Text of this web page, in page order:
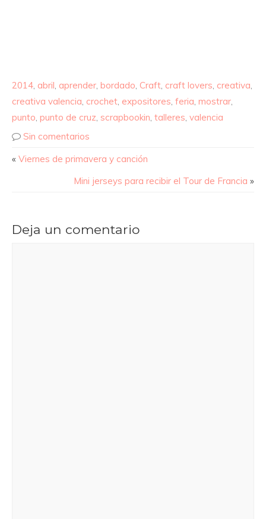
2014 abril aprender bordado Craft craft lovers creativa
creativa valencia crochet expositores feria mostrar
punto punto de cruz scrapbookin talleres valencia
Sin comentarios
« Viernes de primavera y canción
Mini jerseys para recibir el Tour de Francia »
Deja un comentario